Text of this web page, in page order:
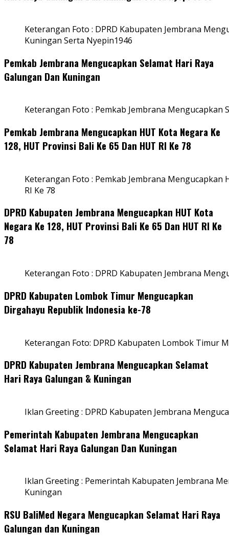
Keterangan Foto : DPRD Kabupaten Jembrana
Kuningan Serta Nyepin1946
Pemkab Jembrana Mengucapkan Selamat Hari Raya
Galungan Dan Kuningan
Keterangan Foto : Pemkab Jembrana Mengucapkan
Pemkab Jembrana Mengucapkan HUT Kota Negara Ke
128, HUT Provinsi Bali Ke 65 Dan HUT RI Ke 78
Keterangan Foto : Pemkab Jembrana Mengucapkan
RI Ke 78
DPRD Kabupaten Jembrana Mengucapkan HUT Kota
Negara Ke 128, HUT Provinsi Bali Ke 65 Dan HUT RI Ke
78
Keterangan Foto : DPRD Kabupaten Jembrana
DPRD Kabupaten Lombok Timur Mengucapkan
Dirgahayu Republik Indonesia ke-78
Keterangan Foto: DPRD Kabupaten Lombok Timur
DPRD Kabupaten Jembrana Mengucapkan Selamat
Hari Raya Galungan & Kuningan
Iklan Greeting : DPRD Kabupaten Jembrana
Pemerintah Kabupaten Jembrana Mengucapkan
Selamat Hari Raya Galungan Dan Kuningan
Iklan Greeting : Pemerintah Kabupaten Jembrana
Kuningan
RSU BaliMed Negara Mengucapkan Selamat Hari Raya
Galungan dan Kuningan